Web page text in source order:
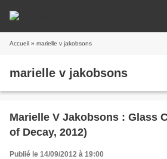
Accueil » marielle v jakobsons
marielle v jakobsons
Marielle V Jakobsons : Glass
of Decay, 2012)
Publié le 14/09/2012 à 19:00